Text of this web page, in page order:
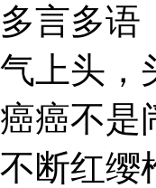
多言多语
气上头，
癌癌不是
不断红缨